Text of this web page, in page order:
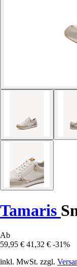
Tamaris
Ab
59,95 € 41,32 € -31%
inkl. MwSt. zzgl.